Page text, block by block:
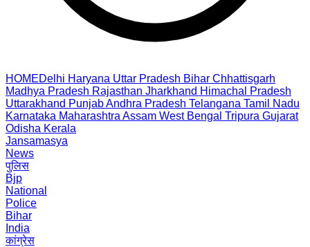
HOMEDelhi Haryana Uttar Pradesh Bihar Chhattisgarh
Madhya Pradesh Rajasthan Jharkhand Himachal Pradesh
Uttarakhand PunjabAndhra Pradesh Telangana Tamil Nadu
Karnataka Maharashtra Assam West Bengal Tripura Gujarat
Odisha Kerala
Jansamasya
News
पुलिस
Bjp
National
Police
Bihar
India
कांग्रेस